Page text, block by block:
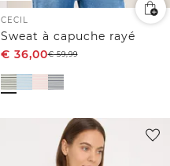
CECIL
Sweat à capuche rayé
€ 36,00€59,99